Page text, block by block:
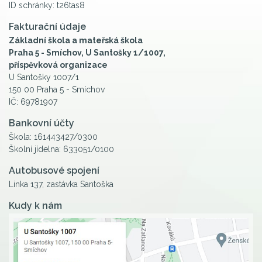
ID schránky: t26tas8
Fakturační údaje
Základní škola a mateřská škola
Praha 5 - Smíchov, U Santošky 1/1007,
příspěvková organizace
U Santošky 1007/1
150 00 Praha 5 - Smíchov
IČ: 69781907
Bankovní účty
Škola: 161443427/0300
Školní jídelna: 633051/0100
Autobusové spojení
Linka 137, zastávka Santoška
Kudy k nám